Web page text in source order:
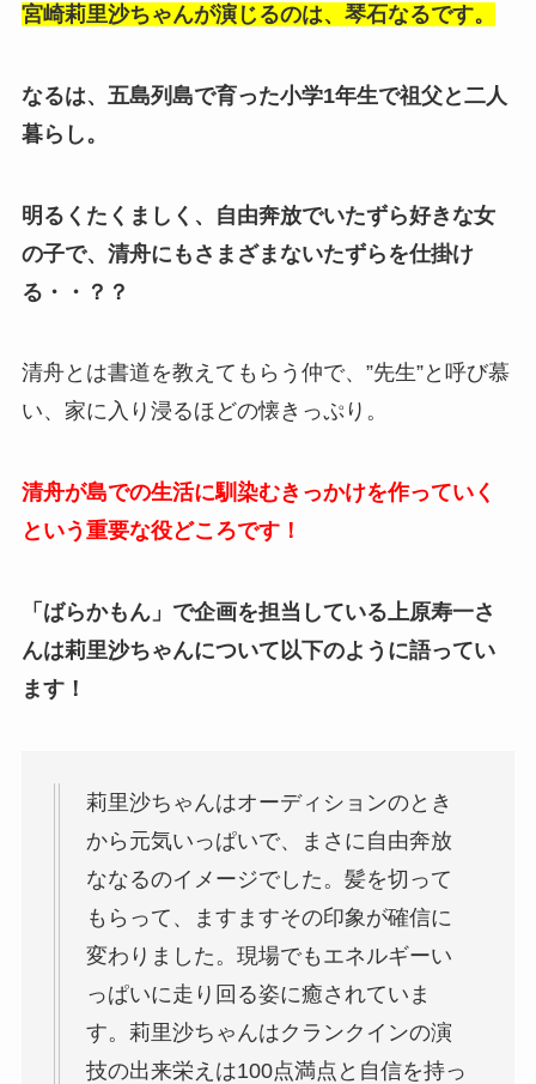
宮崎莉里沙ちゃんが演じるのは、琴石なるです。
なるは、五島列島で育った小学1年生で祖父と二人
暮らし。
明るくたくましく、自由奔放でいたずら好きな女
の子で、清舟にもさまざまないたずらを仕掛け
る・・？？
清舟とは書道を教えてもらう仲で、”先生”と呼び慕
い、家に入り浸るほどの懐きっぷり。
清舟が島での生活に馴染むきっかけを作っていく
という重要な役どころです！
「ばらかもん」で企画を担当している上原寿一さ
んは莉里沙ちゃんについて以下のように語ってい
ます！
莉里沙ちゃんはオーディションのとき
から元気いっぱいで、まさに自由奔放
ななるのイメージでした。髪を切って
もらって、ますますその印象が確信に
変わりました。現場でもエネルギーい
っぱいに走り回る姿に癒されていま
す。莉里沙ちゃんはクランクインの演
技の出来栄えは100点満点と自信を持っ